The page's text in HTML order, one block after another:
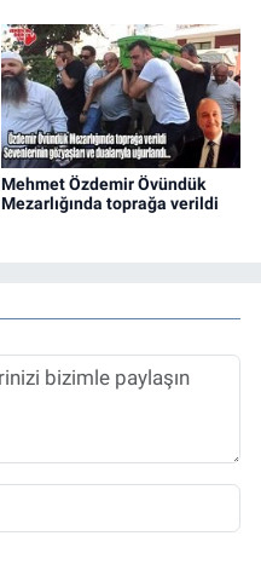
Mehmet Özdemir Övündük
Mezarlığında toprağa verildi